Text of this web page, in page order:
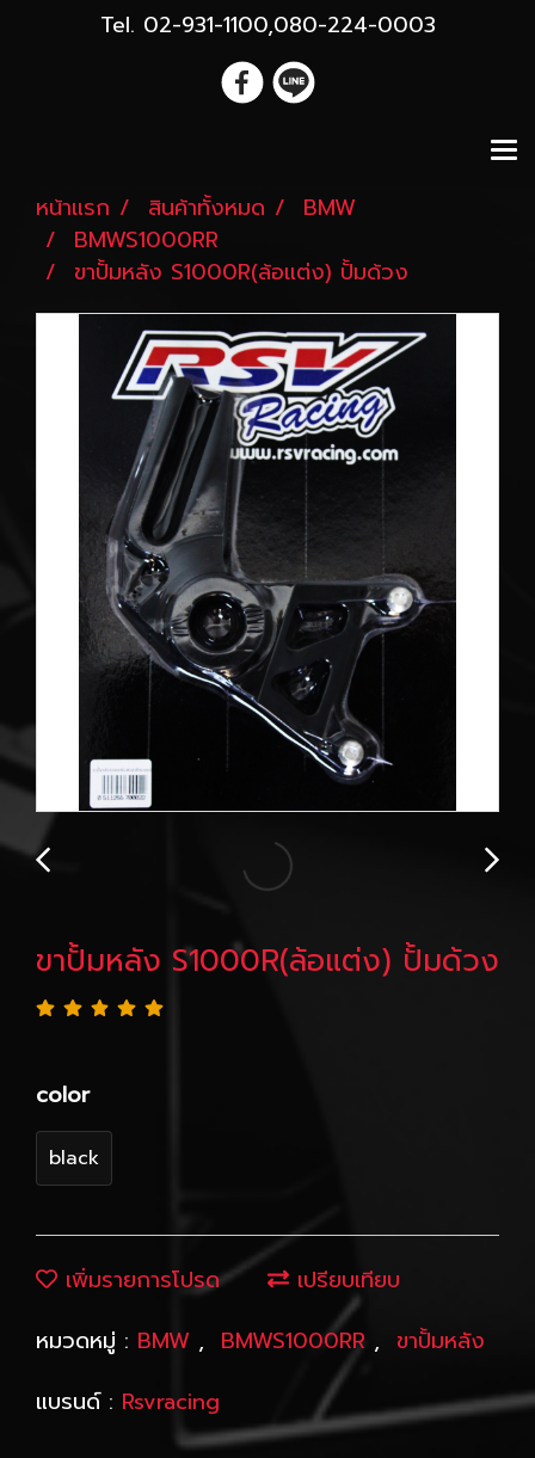
Tel. 02-931-1100,080-224-0003
หน้าแรก สินค้าทั้งหมด
BMW
BMWS1000RR
ขาปั้มหลัง S1000R(ล้อแต่ง) ปั้มด้วง
ขาปั้มหลัง S1000R(ล้อแต่ง) ปั้มด้วง
color
black
เพิ่มรายการโปรด
เปรียบเทียบ
หมวดหมู่ : BMW , BMWS1000RR , ขาปั้มหลัง
แบรนด์ : Rsvracing